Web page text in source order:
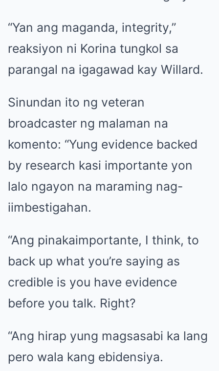
“Yan ang maganda, integrity,”
reaksiyon ni Korina tungkol sa
parangal na igagawad kay Willard.
Sinundan ito ng veteran
broadcaster ng malaman na
komento: “Yung evidence backed
by research kasi importante yon
lalo ngayon na maraming nag-
iimbestigahan.
“Ang pinakaimportante, I think, to
back up what you’re saying as
credible is you have evidence
before you talk. Right?
“Ang hirap yung magsasabi ka lang
pero wala kang ebidensiya.